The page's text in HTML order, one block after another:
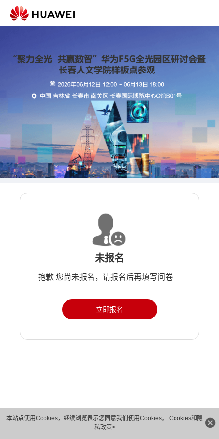
本站点使用Cookies，继续浏览表示您同意我们使用Cookies。 Cookies和隐
私政策>
未报名
抱歉 您尚未报名，请报名后再填写问卷！
立即报名
版权所有 © 华为技术有限公司 1998-2026。 保留一切权利。粤A2-20044005号
隐私保护
法律声明